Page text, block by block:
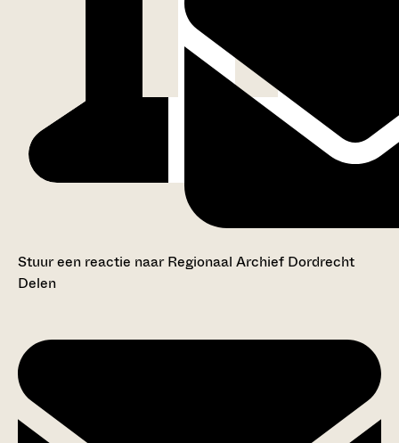
Stuur een reactie naar Regionaal Archief Dordrecht
Delen